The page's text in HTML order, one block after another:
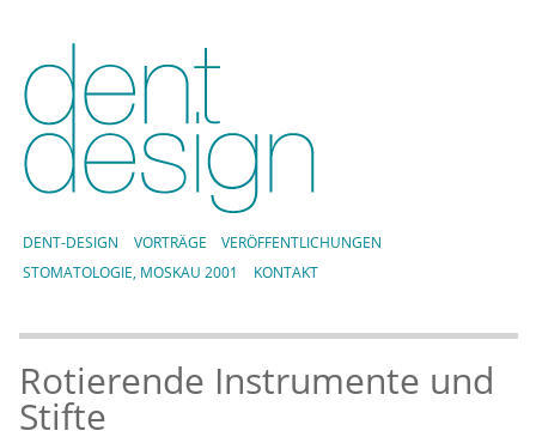
DENT-DESIGN VORTRÄGE
VERÖFFENTLICHUNGEN
STOMATOLOGIE, MOSKAU 2001
KONTAKT
Rotierende Instrumente und
Stifte